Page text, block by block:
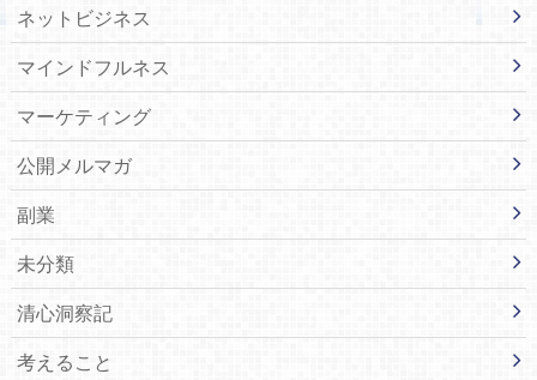
ネットビジネス
マインドフルネス
マーケティング
公開メルマガ
副業
未分類
清心洞察記
考えること